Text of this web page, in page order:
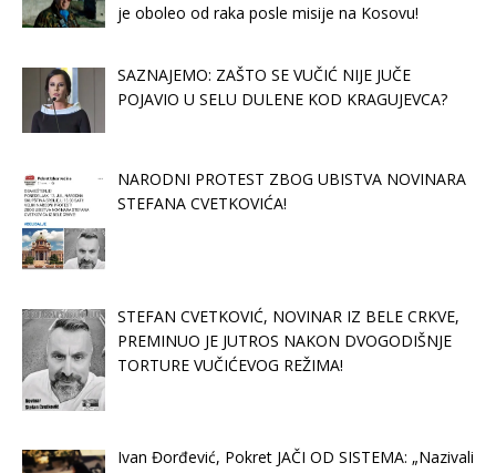
je oboleo od raka posle misije na Kosovu!
SAZNAJEMO: ZAŠTO SE VUČIĆ NIJE JUČE
POJAVIO U SELU DULENE KOD KRAGUJEVCA?
NARODNI PROTEST ZBOG UBISTVA NOVINARA
STEFANA CVETKOVIĆA!
STEFAN CVETKOVIĆ, NOVINAR IZ BELE CRKVE,
PREMINUO JE JUTROS NAKON DVOGODIŠNJE
TORTURE VUČIĆEVOG REŽIMA!
Ivan Đorđević, Pokret JAČI OD SISTEMA: „Nazivali